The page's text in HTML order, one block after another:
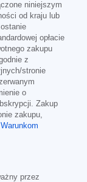
niniejszym
od kraju lub
opłacie
zakupu
z
stronie
o
Zakup
zakupu,
Warunkom
przez